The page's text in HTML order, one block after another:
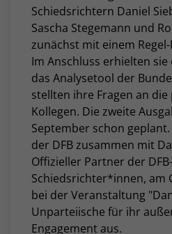
Schiedsrichtern Daniel
Sascha Stegemann und
zunächst mit einem
Im Anschluss erhielten sie
das Analysetool der
stellten ihre Fragen an
Kollegen. Die zweite
September schon
der DFB zusammen mit
Offizieller Partner der DFB-
Schiedsrichter*innen, am
bei der Veranstaltung
Unparteiische für ihr
Engagement aus.